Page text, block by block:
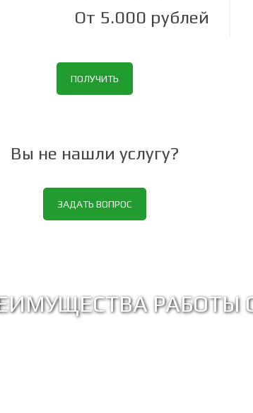
От 5.000 рублей
ПОЛУЧИТЬ
Вы не нашли услугу?
ЗАДАТЬ ВОПРОС
РАБОТЫ